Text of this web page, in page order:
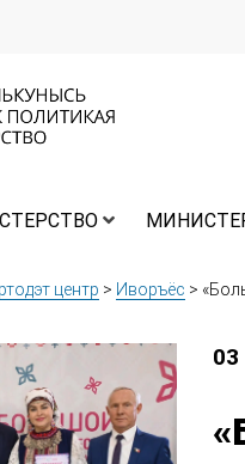
центр > Иворъёс >
03